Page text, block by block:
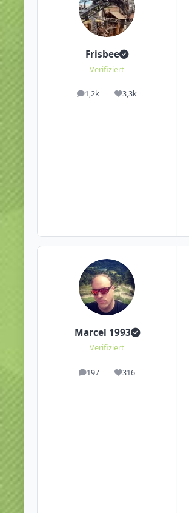
Frisbee
Verifiziert
1,2k
Beiträge 3,3k
Reputation
Marcel 1993
Verifiziert
197
Beiträge 316
Reputation